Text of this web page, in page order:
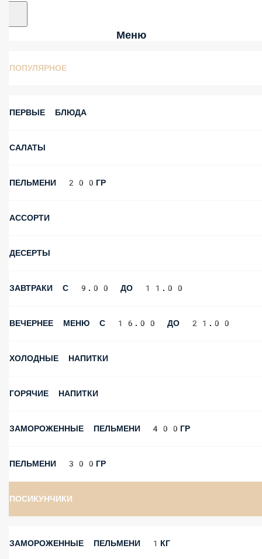
Меню
ПОПУЛЯРНОЕ
ПЕРВЫЕ БЛЮДА
САЛАТЫ
ПЕЛЬМЕНИ 200ГР
АССОРТИ
ДЕСЕРТЫ
ЗАВТРАКИ С 9.00 ДО 11.00
ВЕЧЕРНЕЕ МЕНЮ С 16.00 ДО 21.00
ХОЛОДНЫЕ НАПИТКИ
ГОРЯЧИЕ НАПИТКИ
ЗАМОРОЖЕННЫЕ ПЕЛЬМЕНИ 400ГР
ПЕЛЬМЕНИ 300ГР
ПОСИКУНЧИКИ
ЗАМОРОЖЕННЫЕ ПЕЛЬМЕНИ 1КГ